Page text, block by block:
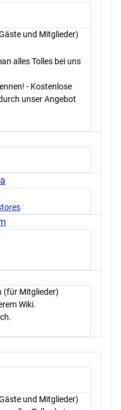
und Mitglieder)
alles Tolles bei uns
- Kostenlose
unser Angebot
(für Mitglieder)
Wiki.
und Mitglieder)